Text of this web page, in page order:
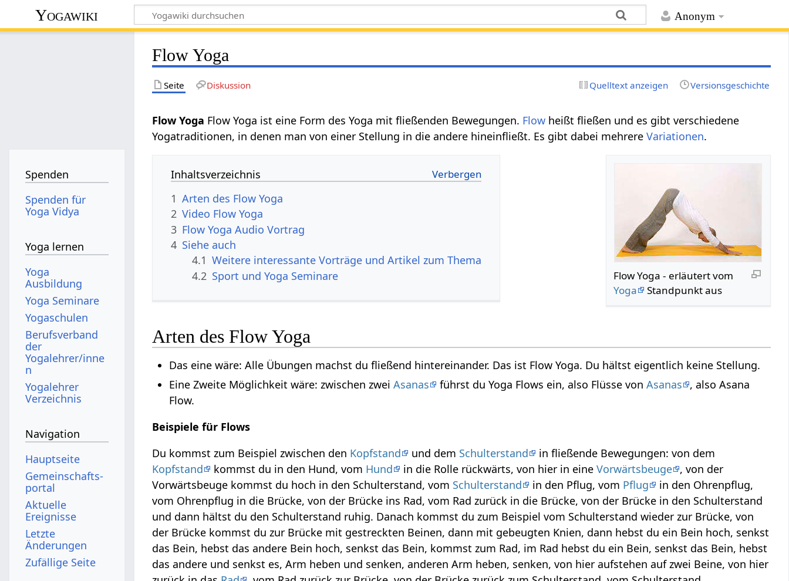
Anonym
Yogawiki
Flow Yoga
Seite Diskussion Quelltext anzeigen Versionsgeschichte
Flow Yoga Flow Yoga ist eine Form des Yoga mit fließenden Bewegungen. Flow heißt fließen und es gibt verschiedene
Yogatraditionen, in denen man von einer Stellung in die andere hineinfließt. Es gibt dabei mehrereVariationen.
Flow Yoga - erläutert vom
Yoga
Standpunkt aus
Inhaltsverzeichnis
1 Arten des Flow Yoga
2 Video Flow Yoga
3 Flow Yoga Audio Vortrag
4 Siehe auch
4.1 Weitere interessante Vorträge und Artikel zum Thema
4.2 Sport und Yoga Seminare
Arten des Flow Yoga
Das eine wäre: Alle Übungen machst du fließend hintereinander. Das ist Flow Yoga. Du hältst eigentlich keine Stellung.
Eine Zweite Möglichkeit wäre: zwischen zweiAsanas führst du Yoga Flows ein, also Flüsse vonAsanas
, also Asana
Flow.
Beispiele für Flows
Du kommst zum Beispiel zwischen den Kopfstand und dem Schulterstand
in fließende Bewegungen: von dem
Kopfstand
kommst du in den Hund, vom Hund in die Rolle rückwärts, von hier in eineVorwärtsbeuge , von der
Vorwärtsbeuge kommst du hoch in den Schulterstand, vom Schulterstand in den Pflug, vom Pflug
in den Ohrenpflug,
vom Ohrenpflug in die Brücke, von der Brücke ins Rad, vom Rad zurück in die Brücke, von der Brücke in den Schulterstand
und dann hältst du den Schulterstand ruhig. Danach kommst du zum Beispiel vom Schulterstand wieder zur Brücke, von
der Brücke kommst du zur Brücke mit gestreckten Beinen, dann mit gebeugten Knien, dann hebst du ein Bein hoch, senkst
das Bein, hebst das andere Bein hoch, senkst das Bein, kommst zum Rad, im Rad hebst du ein Bein, senkst das Bein, hebst
das andere und senkst es, Arm heben und senken, anderen Arm heben, senken, von hier aufstehen auf zwei Beine, von hier
Spenden
Spenden für
Yoga Vidya
Yoga lernen
Yoga
Ausbildung
Yoga Seminare
Yogaschulen
Berufsverband
der
Yogalehrer/inne
n
Yogalehrer
Verzeichnis
Navigation
Hauptseite
Gemeinschafts­
portal
Aktuelle
Ereignisse
Letzte
Änderungen
Zufällige Seite